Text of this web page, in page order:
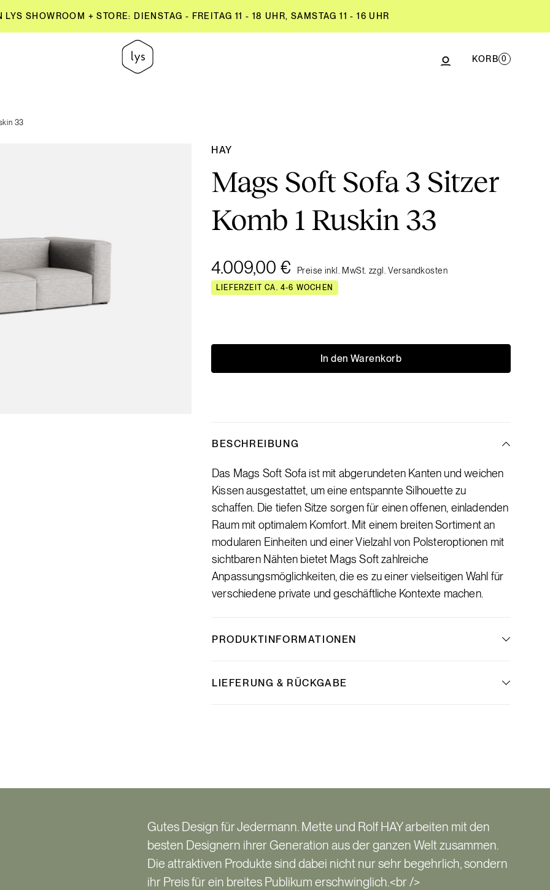
SHOWROOM + STORE: DIENSTAG - FREITAG 11 - 18 UHR, SAMSTAG 11 - 16 UHR
KORB 0
33
HAY
Mags Soft Sofa 3 Sitzer
Komb 1 Ruskin 33
4.009,00 € Preise inkl. MwSt. zzgl. Versandkosten
LIEFERZEIT CA. 4-6 WOCHEN
In den Warenkorb
BESCHREIBUNG
Das Mags Soft Sofa ist mit abgerundeten Kanten und weichen
Kissen ausgestattet, um eine entspannte Silhouette zu
schaffen. Die tiefen Sitze sorgen für einen offenen, einladenden
Raum mit optimalem Komfort. Mit einem breiten Sortiment an
modularen Einheiten und einer Vielzahl von Polsteroptionen mit
sichtbaren Nähten bietet Mags Soft zahlreiche
Anpassungsmöglichkeiten, die es zu einer vielseitigen Wahl für
verschiedene private und geschäftliche Kontexte machen.
PRODUKTINFORMATIONEN
LIEFERUNG & RÜCKGABE
Gutes Design für Jedermann. Mette und Rolf HAY arbeiten mit den
besten Designern ihrer Generation aus der ganzen Welt zusammen.
Die attraktiven Produkte sind dabei nicht nur sehr begehrlich, sondern
ihr Preis für ein breites Publikum erschwinglich.<br />